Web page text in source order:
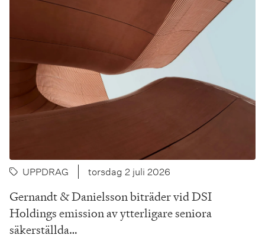
UPPDRAG torsdag 2 juli 2026
Gernandt & Danielsson biträder vid DSI
Holdings emission av ytterligare seniora
säkerställda…